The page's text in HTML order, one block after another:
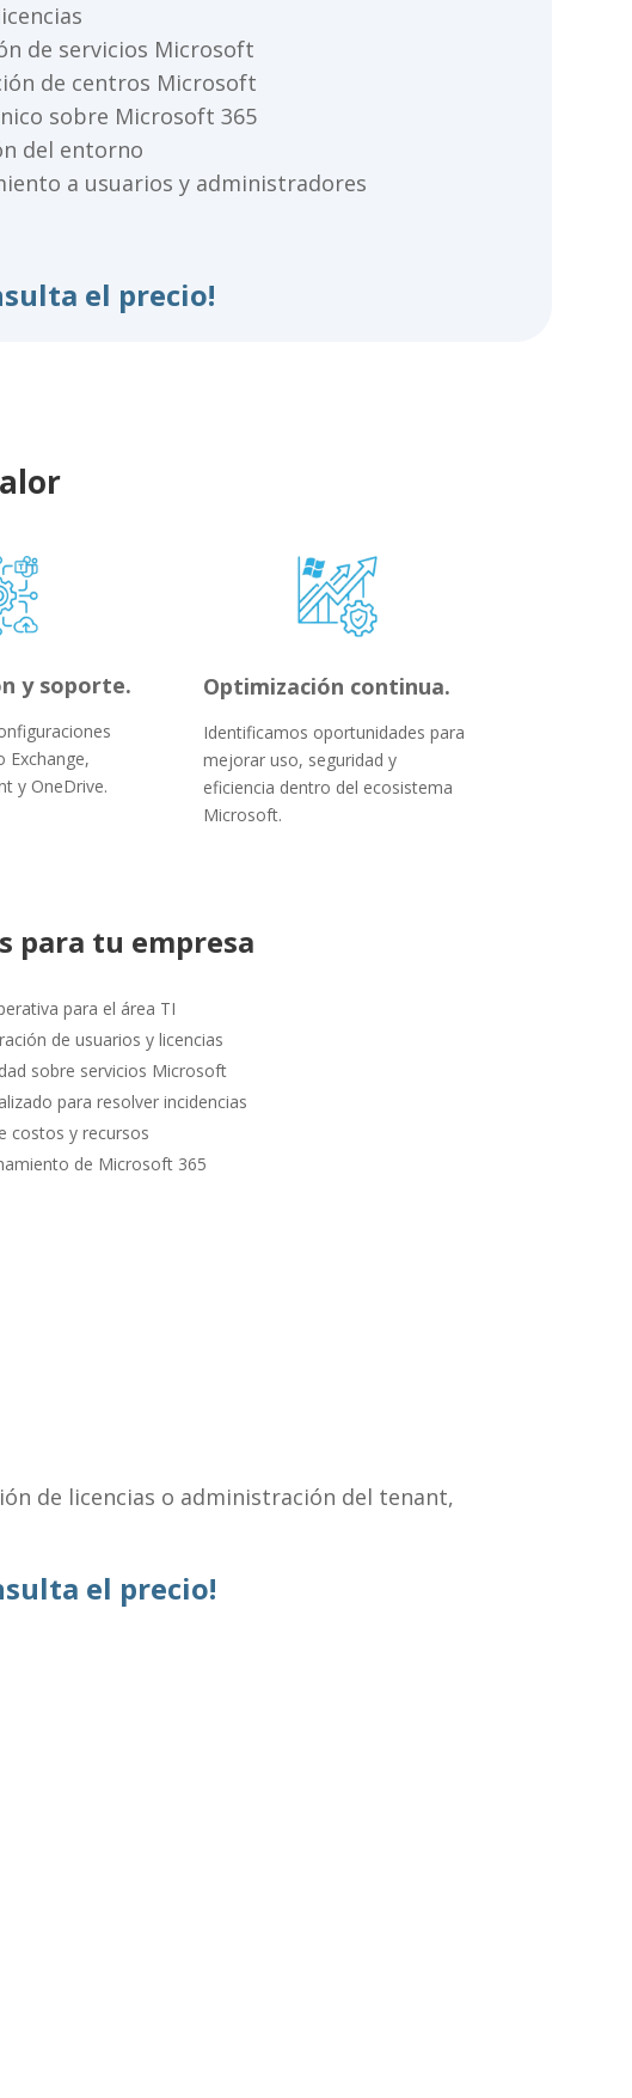
de servicios Microsoft
de centros Microsoft
sobre Microsoft 365
del entorno
a usuarios y administradores
el precio!
y soporte.
Exchange,
y OneDrive.
Optimización continua.
Identificamos oportunidades para
mejorar uso, seguridad y
eficiencia dentro del ecosistema
Microsoft.
para tu empresa
para el área TI
de usuarios y licencias
sobre servicios Microsoft
para resolver incidencias
costos y recursos
de Microsoft 365
de licencias o administración del tenant,
el precio!